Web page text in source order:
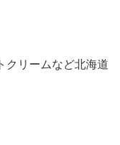
クリームなど北海道